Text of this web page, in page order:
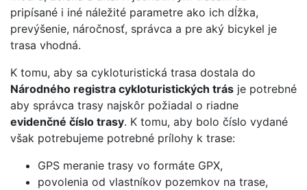
pripísané i iné náležité parametre ako ich dĺžka,
prevýšenie, náročnosť, správca a pre aký bicykel je
trasa vhodná.
K tomu, aby sa cykloturistická trasa dostala do
Národného registra cykloturistických trás je potrebné
aby správca trasy najskôr požiadal o riadne
evidenčné číslo trasy. K tomu, aby bolo číslo vydané
však potrebujeme potrebné prílohy k trase:
GPS meranie trasy vo formáte GPX,
povolenia od vlastníkov pozemkov na trase,